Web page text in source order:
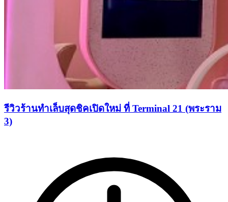
รีวิวร้านทำเล็บสุดชิคเปิดใหม่ ที่ Terminal 21 (พระราม
3)